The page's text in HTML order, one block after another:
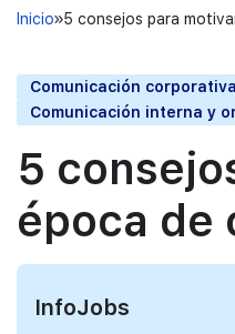
Inicio 5 consejos para
Comunicación corporativa
Comunicación interna y
5
época de
InfoJobs